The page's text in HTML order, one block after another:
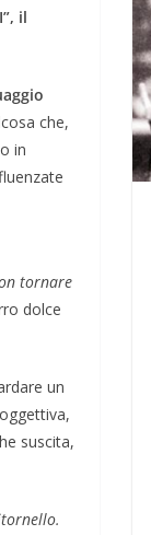
il
che,
in
tornare
dolce
un
suscita,